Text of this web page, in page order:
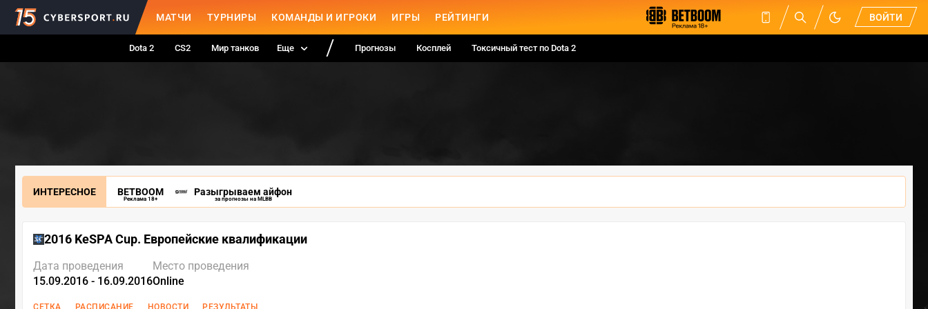
МАТЧИ ТУРНИРЫ КОМАНДЫ И ИГРОКИ ИГРЫ РЕЙТИНГИ ВОЙТИ
Dota 2 CS2 Мир танков Еще Прогнозы Косплей Токсичный тест по Dota 2
ИНТЕРЕСНОЕ BETBOOM
Реклама 18+
Разыгрываем айфон
за прогнозы на MLBB
2016 KeSPA Cup. Европейские квалификации
Дата проведения
15.09.2016 - 16.09.2016
Место проведения
Online
СЕТКА РАСПИСАНИЕ НОВОСТИ РЕЗУЛЬТАТЫ